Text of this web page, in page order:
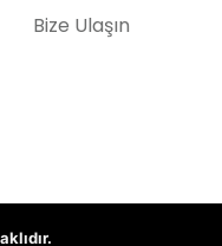
Bize Ulaşın